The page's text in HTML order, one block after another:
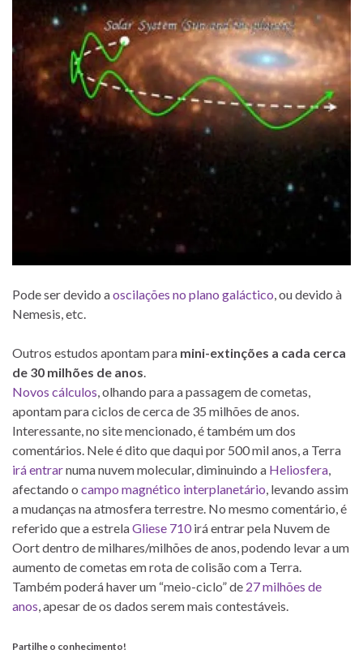
Pode ser devido aoscilações no plano galáctico, ou devido à
Nemesis, etc.
Outros estudos apontam para mini-extinções a cada cerca
de 30 milhões de anos.
Novos cálculos, olhando para a passagem de cometas,
apontam para ciclos de cerca de 35 milhões de anos.
Interessante, no site mencionado, é também um dos
comentários. Nele é dito que daqui por 500 mil anos, a Terra
irá entrarnuma nuvem molecular, diminuindo a Heliosfera,
afectando o campo magnético interplanetário, levando assim
a mudanças na atmosfera terrestre. No mesmo comentário, é
referido que a estrelaGliese 710irá entrar pela Nuvem de
Oort dentro de milhares/milhões de anos, podendo levar a um
aumento de cometas em rota de colisão com a Terra.
Também poderá haver um “meio-ciclo” de 27 milhões de
anos, apesar de os dados serem mais contestáveis.
Partilhe o conhecimento!